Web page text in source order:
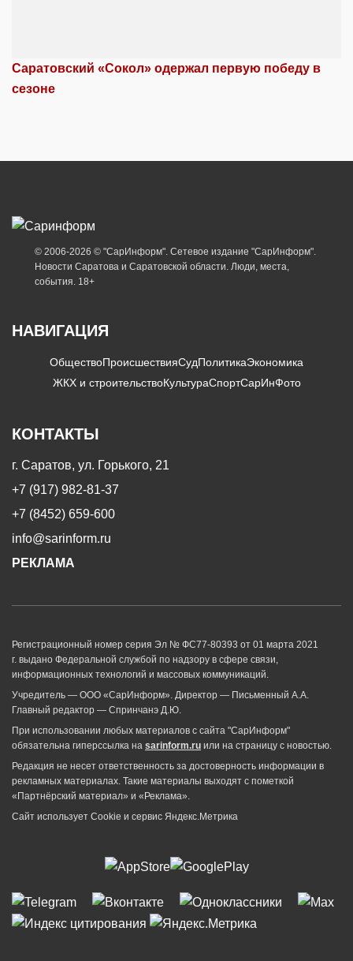
Саратовский «Сокол» одержал первую победу в
сезоне
© 2006-2026 © "СарИнформ". Сетевое издание "СарИнформ".
Новости Саратова и Саратовской области. Люди, места,
события. 18+
НАВИГАЦИЯ
ОбществоПроисшествияСудПолитикаЭкономика
ЖКХ и строительствоКультураСпортСарИнФото
КОНТАКТЫ
г. Саратов, ул. Горького, 21
+7 (917) 982-81-37
+7 (8452) 659-600
info@sarinform.ru
РЕКЛАМА
Регистрационный номер серия Эл № ФС77-80393 от 01 марта 2021
г. выдано Федеральной службой по надзору в сфере связи,
информационных технологий и массовых коммуникаций.
Учредитель — ООО «СарИнформ». Директор — Письменный А.А.
Главный редактор — Спринчанэ Д.Ю.
При использовании любых материалов с сайта "СарИнформ"
обязательна гиперссылка на sarinform.ru или на страницу с новостью.
Редакция не несет ответственность за достоверность информации в
рекламных материалах. Такие материалы выходят с пометкой
«Партнёрский материал» и «Реклама».
Сайт использует Cookie и сервиc Яндекс.Метрика